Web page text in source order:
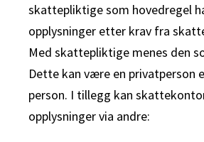
skattepliktige som hovedregel
opplysninger etter krav fra
Med skattepliktige menes den
Dette kan være en privatperson
person. I tillegg kan
opplysninger via andre: